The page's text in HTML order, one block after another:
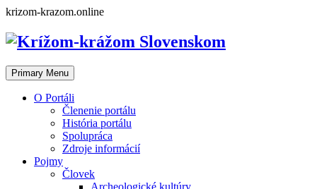
Skip
content
krizom-krazom.online
Primary Menu
O Portáli
Členenie portálu
História portálu
Spolupráca
Zdroje informácií
Pojmy
Človek
Archeologické kultúry